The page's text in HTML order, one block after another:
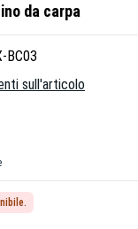
da carpa
BC03
sull'articolo